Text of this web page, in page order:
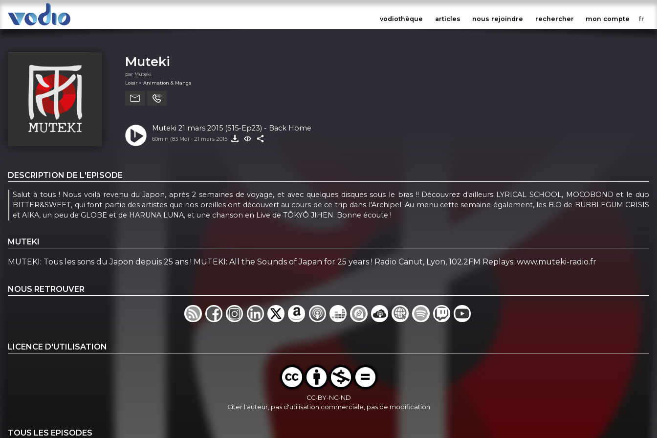
vodiothèque articles nous rejoindre rechercher mon compte
Muteki
par Muteki
Loisir > Animation & Manga
Muteki 21 mars 2015 (S15-Ep23) - Back Home
60min (83 Mo) - 21 mars 2015
DESCRIPTION DE L'EPISODE
Salut à tous ! Nous voilà revenu du Japon, après 2 semaines de voyage, et avec quelques disques sous le bras !! Découvrez d'ailleurs LYRICAL SCHOOL, MOCOBOND et le duo
BITTER&SWEET, qui font partie des artistes que nos oreilles ont découvert au cours de ce trip dans l'Archipel. Au menu cette semaine également, les B.O de BUBBLEGUM CRISIS
et AIKA, un peu de GLOBE et de HARUNA LUNA, et une chanson en Live de TÔKYÔ JIHEN. Bonne écoute !
MUTEKI
MUTEKI: Tous les sons du Japon depuis 25 ans ! MUTEKI: All the Sounds of Japan for 25 years ! Radio Canut, Lyon, 102.2FM Replays: www.muteki-radio.fr
NOUS RETROUVER
LICENCE D'UTILISATION
CC-BY-NC-ND
Citer l'auteur, pas d'utilisation commerciale, pas de modification
TOUS LES EPISODES